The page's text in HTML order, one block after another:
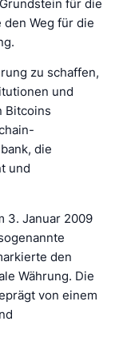
für die
Weg für die
zu schaffen,
und
Bitcoins
die
und
3. Januar 2009
den
Währung. Die
von einem